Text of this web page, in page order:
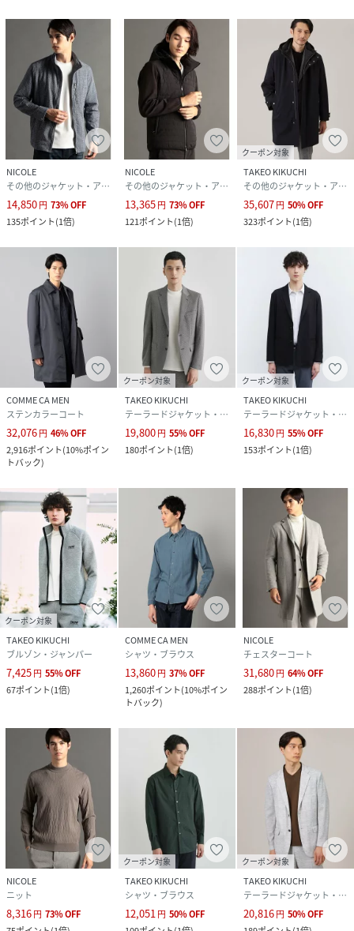
NICOLE
その他のジャケット・アウター
14,850円 73%OFF
135ポイント(1倍)
NICOLE
その他のジャケット・アウター
13,365円 73%OFF
121ポイント(1倍)
クーポン対象
TAKEO KIKUCHI
その他のジャケット・アウター
35,607円 50%OFF
323ポイント(1倍)
COMME CA MEN
ステンカラーコート
32,076円 46%OFF
2,916ポイント(10%ポイン
トバック)
クーポン対象
TAKEO KIKUCHI
テーラードジャケット・ブレザー
19,800円 55%OFF
180ポイント(1倍)
クーポン対象
TAKEO KIKUCHI
テーラードジャケット・ブレザー
16,830円 55%OFF
153ポイント(1倍)
クーポン対象
TAKEO KIKUCHI
ブルゾン・ジャンパー
7,425円 55%OFF
67ポイント(1倍)
COMME CA MEN
シャツ・ブラウス
13,860円 37%OFF
1,260ポイント(10%ポイン
トバック)
NICOLE
チェスターコート
31,680円 64%OFF
288ポイント(1倍)
NICOLE
ニット
8,316円 73%OFF
クーポン対象
TAKEO KIKUCHI
シャツ・ブラウス
12,051 円 50%OFF
クーポン対象
TAKEO KIKUCHI
テーラードジャケット・ブレザー
20,816円 50%OFF